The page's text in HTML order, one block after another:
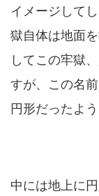
イメージして
獄自体は地面
してこの牢獄
すが、この名
円形だったよう
中には地上に